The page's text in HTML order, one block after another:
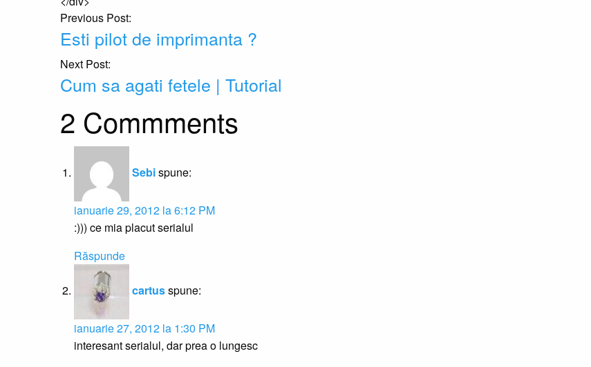
Post
navigation
Previous Post:
Esti pilot de imprimanta ?
Next Post:
Cum sa agati fetele | Tutorial
2 Commments
Sebispune:
ianuarie 29, 2012 la 6:12 PM
:))) ce mia placut serialul
Răspunde
cartusspune:
ianuarie 27, 2012 la 1:30 PM
interesant serialul, dar prea o lungesc